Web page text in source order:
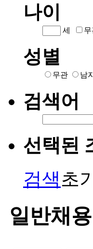
나이
세
성별
무관 남
검색어
선택된
검색초
일반채